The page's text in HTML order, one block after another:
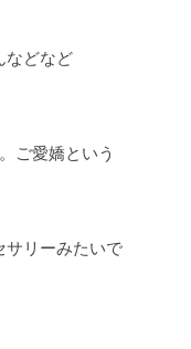
などなど
ご愛嬌という
サリーみたいで